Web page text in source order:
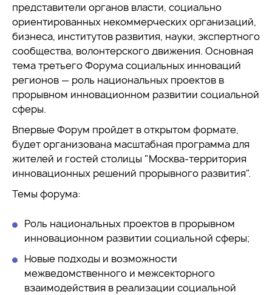
представители органов власти, социально
ориентированных некоммерческих организаций,
бизнеса, институтов развития, науки, экспертного
сообщества, волонтерского движения. Основная
тема третьего Форума социальных инноваций
регионов — роль национальных проектов в
прорывном инновационном развитии социальной
сферы.
Впервые Форум пройдет в открытом формате,
будет организована масштабная программа для
жителей и гостей столицы "Москва-территория
инновационных решений прорывного развития".
Темы форума:
Роль национальных проектов в прорывном
инновационном развитии социальной сферы;
Новые подходы и возможности
межведомственного и межсекторного
взаимодействия в реализации социальной